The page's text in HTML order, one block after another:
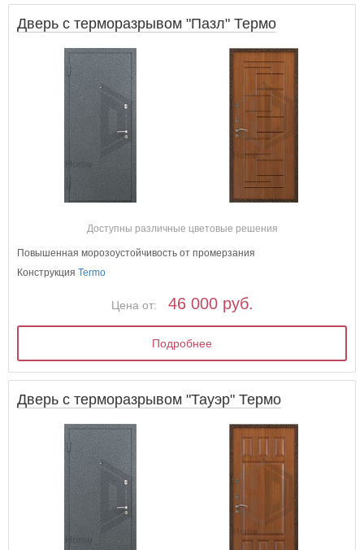
Дверь с терморазрывом "Пазл" Термо
Доступны различные цветовые решения
Повышенная морозоустойчивость от промерзания
КонструкцияTermo
Цена от: 46 000 руб.
Подробнее
Дверь с терморазрывом "Тауэр" Термо